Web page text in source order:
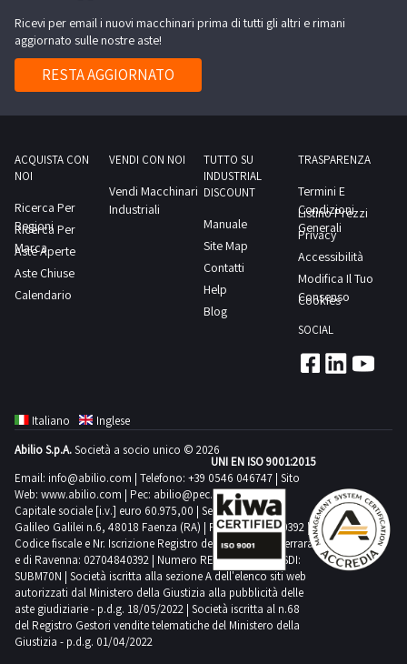
6–
10
ore
corpo
macchina
e
molto
altro.Consulta
il
documento
Lotto
dalla
in
questo
lotto.Beni
venduti
a
corpo
e
non
a
misura.
Ricevi per email i nuovi macchinari prima di tutti gli altri e rimani
aggiornato sulle nostre aste!
RESTA AGGIORNATO
ACQUISTA CON
NOI
Ricerca Per
Regioni
Ricerca Per
Marca
Aste Aperte
Aste Chiuse
Calendario
VENDI CON NOI
Vendi Macchinari
Industriali
TUTTO SU
INDUSTRIAL
DISCOUNT
Manuale
Site Map
Contatti
Help
Blog
TRASPARENZA
Termini E
Condizioni
Generali
Listino Prezzi
Privacy
Accessibilità
Modifica Il Tuo
Consenso
Cookies
SOCIAL
Italiano
Inglese
Abilio S.p.A.Società a socio unico © 2026
Email: info@abilio.com | Telefono: +39 0546 046747 | Sito
Web: www.abilio.com | Pec: abilio@pec.illimity.com
Capitale sociale [i.v.] euro 60.975,00 | Sede legale in Via
Galileo Galilei n.6, 48018 Faenza (RA) | P.IVA: 02704840392 |
Codice fiscale e Nr. Iscrizione Registro delle Imprese di Ferrara
e di Ravenna: 02704840392 | Numero REA RA 224830 | SDI:
SUBM70N | Società iscritta alla sezione A dell'elenco siti web
autorizzati dal Ministero della Giustizia alla pubblicità delle
aste giudiziarie - p.d.g. 18/05/2022 | Società iscritta al n.68
del Registro Gestori vendite telematiche del Ministero della
Giustizia - p.d.g. 01/04/2022
UNI EN ISO 9001:2015